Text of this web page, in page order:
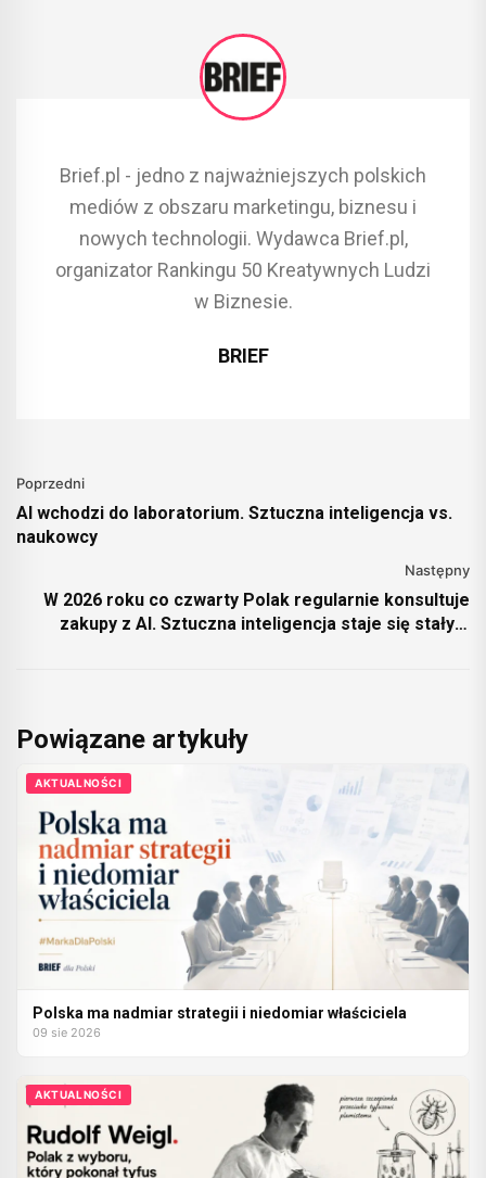
Brief.pl - jedno z najważniejszych polskich
mediów z obszaru marketingu, biznesu i
nowych technologii. Wydawca Brief.pl,
organizator Rankingu 50 Kreatywnych Ludzi
w Biznesie.
BRIEF
Poprzedni
AI wchodzi do laboratorium. Sztuczna inteligencja vs.
naukowcy
Następny
W 2026 roku co czwarty Polak regularnie konsultuje
zakupy z AI. Sztuczna inteligencja staje się stałym
Powiązane artykuły
AKTUALNOŚCI
Polska ma nadmiar strategii i niedomiar właściciela
09 sie 2026
AKTUALNOŚCI